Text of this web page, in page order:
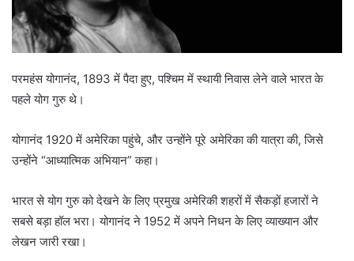
परमहंस योगानंद, 1893 में पैदा हुए, पश्चिम में स्थायी निवास लेने वाले भारत के
पहले योग गुरु थे।
योगानंद 1920 में अमेरिका पहुंचे, और उन्होंने पूरे अमेरिका की यात्रा की, जिसे
उन्होंने “आध्यात्मिक अभियान” कहा।
भारत से योग गुरु को देखने के लिए प्रमुख अमेरिकी शहरों में सैकड़ों हजारों ने
सबसे बड़ा हॉल भरा। योगानंद ने 1952 में अपने निधन के लिए व्याख्यान और
लेखन जारी रखा।